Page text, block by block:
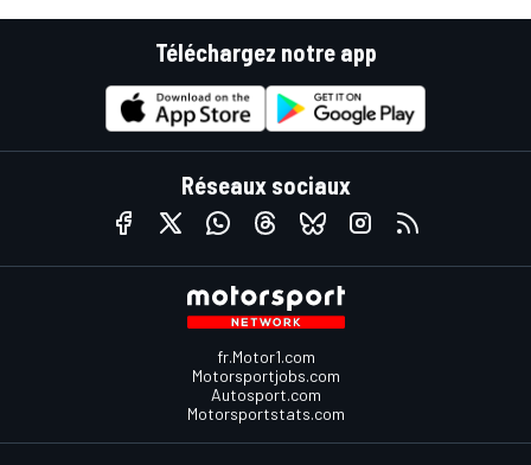
Téléchargez notre app
Réseaux sociaux
fr.Motor1.com
Motorsportjobs.com
Autosport.com
Motorsportstats.com